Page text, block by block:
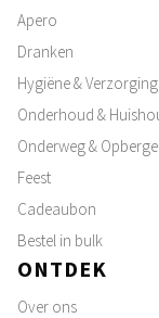
Apero
Dranken
Hygiëne & Verzorging
Onderhoud &
Onderweg &
Feest
Cadeaubon
Bestel in bulk
ONTDEK
Over ons